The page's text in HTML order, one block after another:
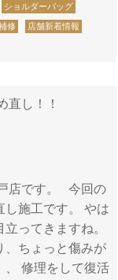
ショルダーバッグ
修 店舗新着情報
店です。 今回の
し施工です。 やは
ってきますね。
、ちょっと傷みが
、 修理をして復活